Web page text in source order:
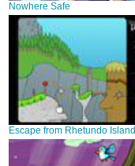
Nowhere Safe
Escape from Rhetundo Island